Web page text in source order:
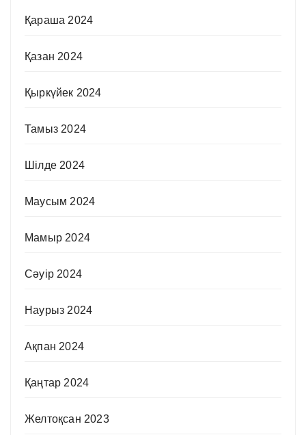
Қараша 2024
Қазан 2024
Қыркүйек 2024
Тамыз 2024
Шілде 2024
Маусым 2024
Мамыр 2024
Сәуір 2024
Наурыз 2024
Ақпан 2024
Қаңтар 2024
Желтоқсан 2023